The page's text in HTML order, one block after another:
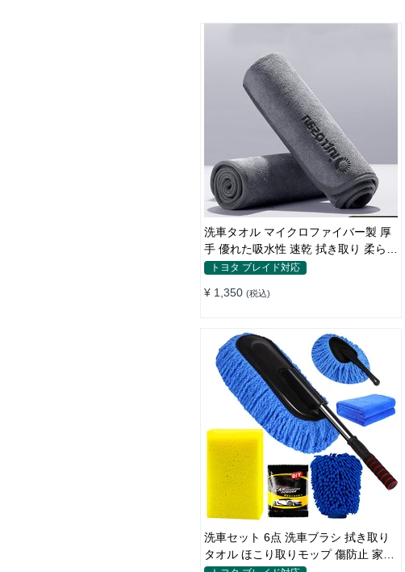
洗車タオル マイクロファイバー製 厚
手 優れた吸水性 速乾 拭き取り 柔らか
い S~Lサイズ
トヨタ ブレイド対応
¥ 1,350 (税込)
洗車セット 6点 洗車ブラシ 拭き取り
タオル ほこり取りモップ 傷防止 家事